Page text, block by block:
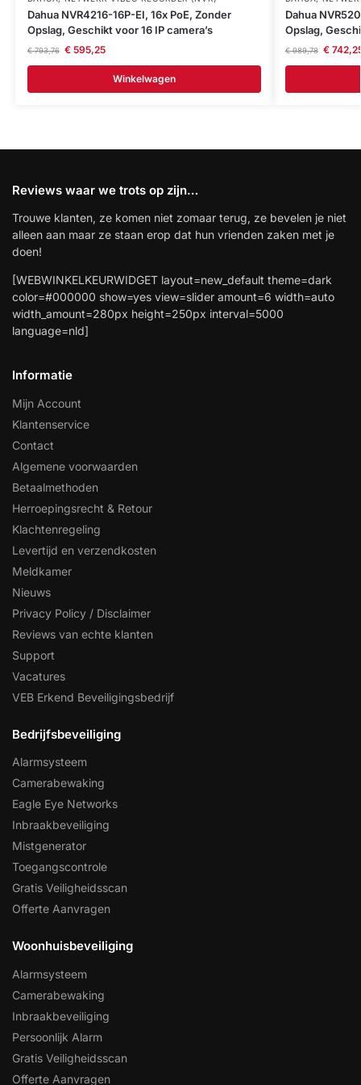
Dahua NVR4216-16P-EI, 16x PoE, Zonder
Opslag, Geschikt voor 16 IP camera’s
€793,76 €595,25
Winkelwagen
Dahua
Opslag,
€989,78 €
Reviews waar we trots op zijn…
Trouwe klanten, ze komen niet zomaar terug, ze bevelen je niet
alleen aan maar ze staan erop dat hun vrienden zaken met je
doen!
[WEBWINKELKEURWIDGET layout=new_default theme=dark
color=#000000 show=yes view=slider amount=6 width=auto
width_amount=280px height=250px interval=5000
language=nld]
Informatie
Mijn Account
Klantenservice
Contact
Algemene voorwaarden
Betaalmethoden
Herroepingsrecht & Retour
Klachtenregeling
Levertijd en verzendkosten
Meldkamer
Nieuws
Privacy Policy / Disclaimer
Reviews van echte klanten
Support
Vacatures
VEB Erkend Beveiligingsbedrijf
Bedrijfsbeveiliging
Alarmsysteem
Camerabewaking
Eagle Eye Networks
Inbraakbeveiliging
Mistgenerator
Toegangscontrole
Gratis Veiligheidsscan
Offerte Aanvragen
Woonhuisbeveiliging
Alarmsysteem
Camerabewaking
Inbraakbeveiliging
Persoonlijk Alarm
Gratis Veiligheidsscan
Offerte Aanvragen